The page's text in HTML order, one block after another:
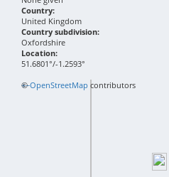
Country:
United Kingdom
Country subdivision:
Oxfordshire
Location:
51.6801°/-1.2593°
+−
©OpenStreetMap contributors